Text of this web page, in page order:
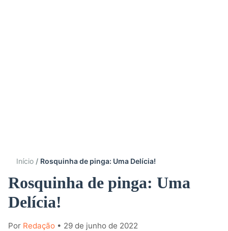
Início Rosquinha de pinga: Uma Delícia!
Rosquinha de pinga: Uma
Delícia!
Por Redação • 29 de junho de 2022